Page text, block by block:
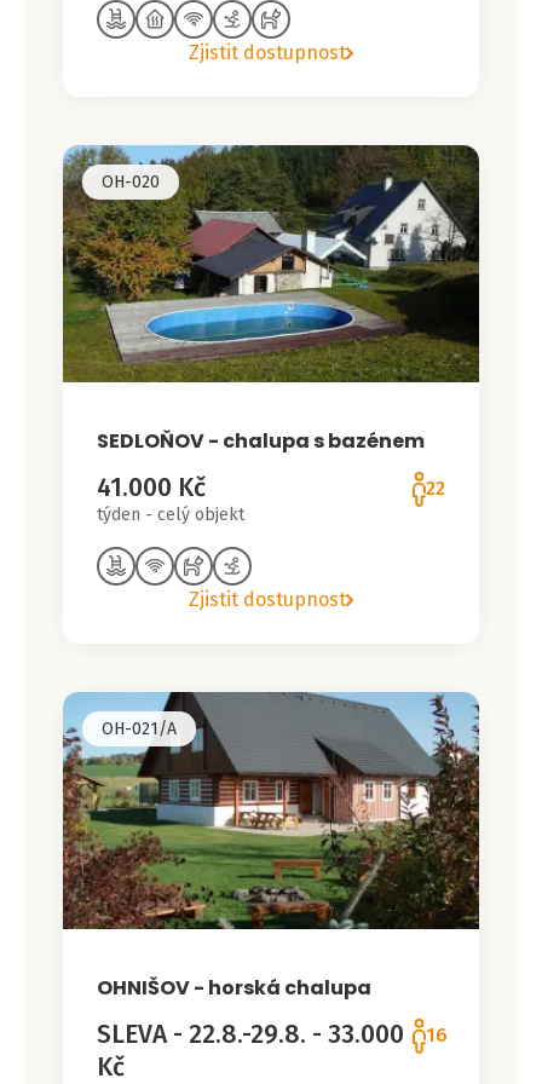
Zjistit dostupnost
OH-020
SEDLOŇOV - chalupa s bazénem
41.000 Kč
týden - celý objekt
22
Zjistit dostupnost
OH-021/A
OHNIŠOV - horská chalupa
SLEVA - 22.8.-29.8. - 33.000
Kč
16